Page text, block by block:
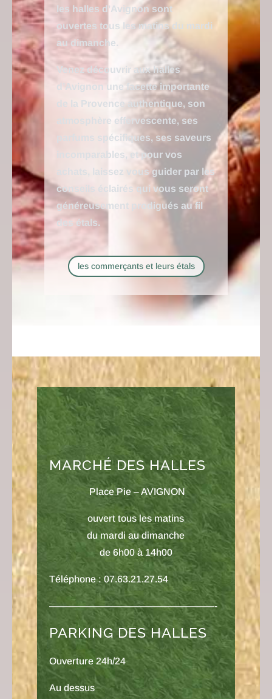
les halles d’Avignon sont
ouvertes tous les matins du mardi
au dimanche.
Venez découvrir aux halles
d’Avignon une facette importante
de la Provence authentique, son
atmosphère effervescente, ses
parfums spécifiques, ses saveurs
incomparables, et pour vos
achats, laissez vous guider par les
conseils éclairés qui vous seront
généreusement prodigués au fil
des étals.
les commerçants et leurs étals
MARCHÉ DES HALLES
Place Pie – AVIGNON
ouvert tous les matins
du mardi au dimanche
de 6h00 à 14h00
Téléphone : 07.63.21.27.54
—————————————————-
PARKING DES HALLES
Ouverture 24h/24
Au dessus